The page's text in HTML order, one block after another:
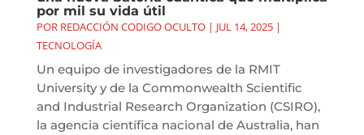
por mil su vida útil
POR REDACCIÓN CODIGO OCULTO| JUL 14, 2025|
TECNOLOGÍA
Un equipo de investigadores de la RMIT
University y de la Commonwealth Scientific
and Industrial Research Organization (CSIRO),
la agencia científica nacional de Australia, han